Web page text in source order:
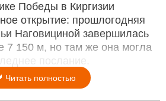
Победы в Киргизии
открытие: прошлогодняя
Наговициной завершилась
7 150 м, но там же она могла
послание.
Читать полностью